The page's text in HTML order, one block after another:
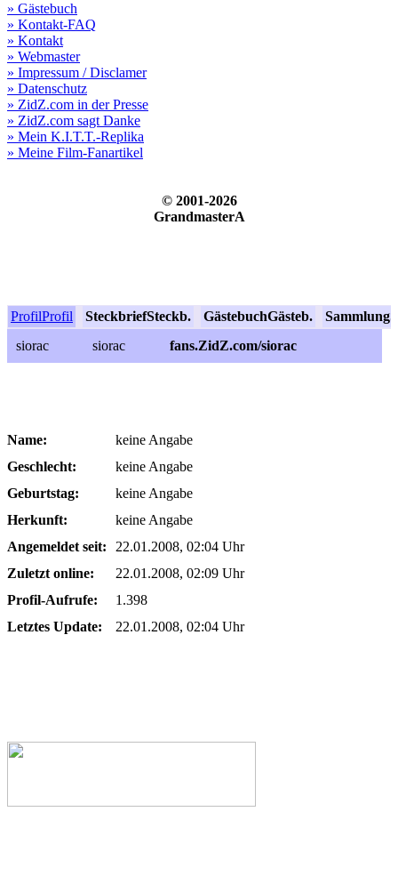
» Gästebuch
» Kontakt-FAQ
» Kontakt
» Webmaster
» Impressum / Disclamer
» Datenschutz
» ZidZ.com in der Presse
» ZidZ.com sagt Danke
» Mein K.I.T.T.-Replika
» Meine Film-Fanartikel
© 2001-2026
GrandmasterA
ProfilProfil SteckbriefSteckb. GästebuchGästeb. Sammlung
siorac
siorac fans.ZidZ.com/siorac
Name:
keine Angabe
Geschlecht:
keine Angabe
Geburtstag:
keine Angabe
Herkunft:
keine Angabe
Angemeldet seit:
22.01.2008, 02:04 Uhr
Zuletzt online:
22.01.2008, 02:09 Uhr
Profil-Aufrufe:
1.398
Letztes Update:
22.01.2008, 02:04 Uhr